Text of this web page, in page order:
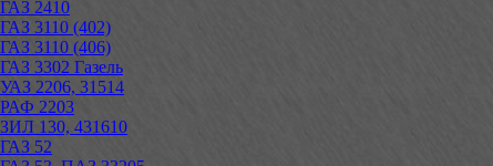
ГАЗ 2410
ГАЗ 3110 (402)
ГАЗ 3110 (406)
ГАЗ 3302 Газель
УАЗ 2206, 31514
РАФ 2203
ЗИЛ 130, 431610
ГАЗ 52